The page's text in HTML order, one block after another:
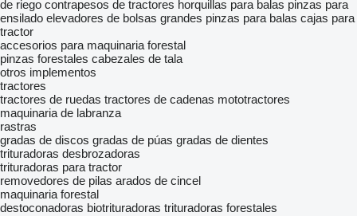
de riego contrapesos de tractores horquillas para balas pinzas para
ensilado elevadores de bolsas grandes pinzas para balas cajas para
tractor
accesorios para maquinaria forestal
pinzas forestales cabezales de tala
otros implementos
tractores
tractores de ruedas tractores de cadenas mototractores
maquinaria de labranza
rastras
gradas de discos gradas de púas gradas de dientes
trituradoras desbrozadoras
trituradoras para tractor
removedores de pilas arados de cincel
maquinaria forestal
destoconadoras biotrituradoras trituradoras forestales